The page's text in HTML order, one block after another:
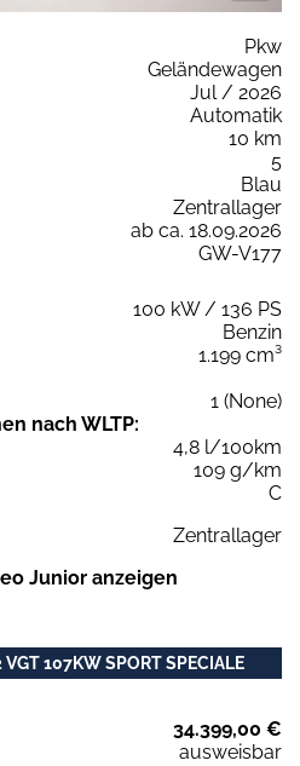
Pkw
Geländewagen
Jul / 2026
Automatik
10 km
5
Blau
Zentrallager
ab ca. 18.09.2026
GW-V177
100 kW / 136 PS
Benzin
1.199 cm³
1 (None)
nach WLTP:
4,8 l/100km
109 g/km
C
Zentrallager
Junior anzeigen
107KW SPORT SPECIALE
34.399,00 €
ausweisbar